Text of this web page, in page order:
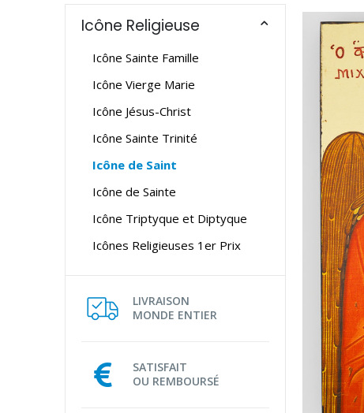
Icône Religieuse
Icône Sainte Famille
Icône Vierge Marie
Icône Jésus-Christ
Icône Sainte Trinité
Icône de Saint
Icône de Sainte
Icône Triptyque et Diptyque
Icônes Religieuses 1er Prix
LIVRAISON
MONDE ENTIER
SATISFAIT
OU REMBOURSÉ